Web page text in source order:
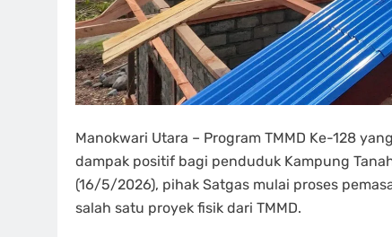
Manokwari Utara – Program TMMD Ke-128
dampak positif bagi penduduk Kampung
(16/5/2026), pihak Satgas mulai proses
salah satu proyek fisik dari TMMD.